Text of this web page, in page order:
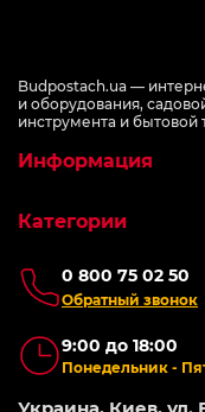
Budpostach.ua —
и оборудования,
инструмента и бытовой
0 800 75 02 50
Обратный звонок
9:00 до 18:00
Понедельник -
Информация
Категории